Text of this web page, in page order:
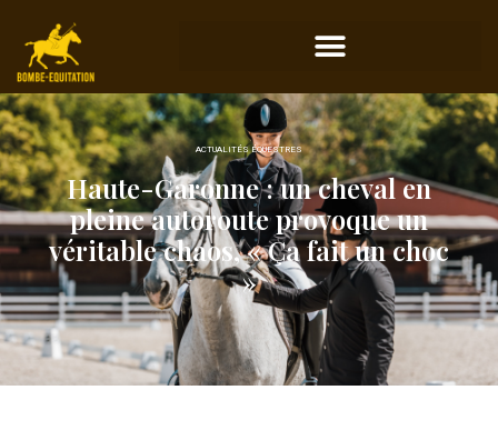
ACTUALITÉS ÉQUESTRES
Haute-Garonne : un cheval en
pleine autoroute provoque un
véritable chaos, « Ça fait un choc
»